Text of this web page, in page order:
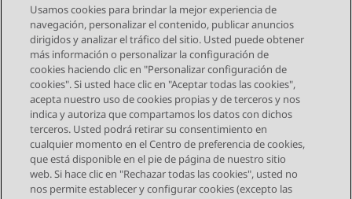
Send Feedback
Navegación de tema
Tema anterior Tema siguiente
STAY CONNECTED
Usamos cookies para brindar la mejor experiencia de
navegación, personalizar el contenido, publicar anuncios
dirigidos y analizar el tráfico del sitio. Usted puede obtener
más información o personalizar la configuración de
cookies haciendo clic en "Personalizar configuración de
cookies". Si usted hace clic en "Aceptar todas las cookies",
acepta nuestro uso de cookies propias y de terceros y nos
indica y autoriza que compartamos los datos con dichos
terceros. Usted podrá retirar su consentimiento en
cualquier momento en el Centro de preferencia de cookies,
que está disponible en el pie de página de nuestro sitio
web. Si hace clic en "Rechazar todas las cookies", usted no
nos permite establecer y configurar cookies (excepto las